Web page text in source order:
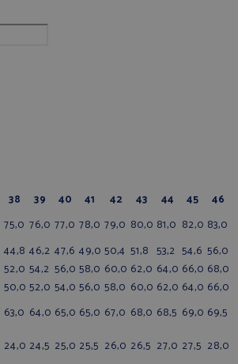
38 39 40 41 42 43 44 45
46
75,0 76,0 77,0 78,0 79,0 80,0 81,0 82,0 83,0
44,8 46,2 47,6 49,0 50,4 51,8 53,2 54,6 56,0
52,0 54,2 56,0 58,0 60,0 62,0 64,0 66,0 68,0
50,0 52,0 54,0 56,0 58,0 60,0 62,0 64,0 66,0
63,0 64,0 65,0 65,0 67,0 68,0 68,5 69,0 69,5
24,0 24,5 25,0 25,5 26,0 26,5 27,0 27,5 28,0